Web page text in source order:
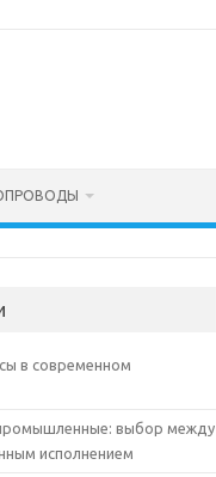
в современном
выбор между
исполнением